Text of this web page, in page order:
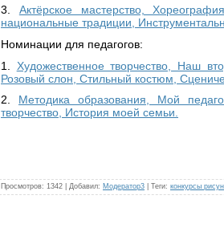
3. Актёрское мастерство,
национальные традиции,
Номинации для педагогов:
1. Художественное творчество, Наш
Розовый слон, Стильный костюм,
2. Методика образования, Мой
творчество, История моей семьи.
Просмотров: 1342 Добавил: Модератор3 Теги: конкурсы